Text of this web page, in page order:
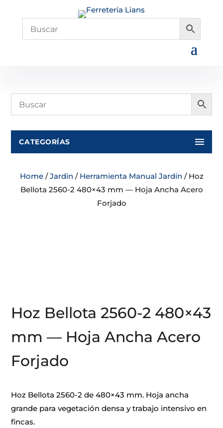
CATEGORÍAS
Home/Jardin / Herramienta Manual Jardín / Hoz
Bellota 2560-2 480×43 mm — Hoja Ancha Acero
Forjado
Hoz Bellota 2560-2 480×43
mm — Hoja Ancha Acero
Forjado
Hoz Bellota 2560-2 de 480×43 mm. Hoja ancha
grande para vegetación densa y trabajo intensivo en
fincas.